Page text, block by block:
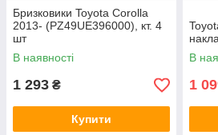
Бризковики Toyota Corolla
2013- (PZ49UE396000), кт. 4
шт
В наявності
1 293 ₴
Купити
В
1